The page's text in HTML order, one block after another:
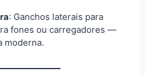
: Ganchos laterais para
fones ou carregadores —
moderna.